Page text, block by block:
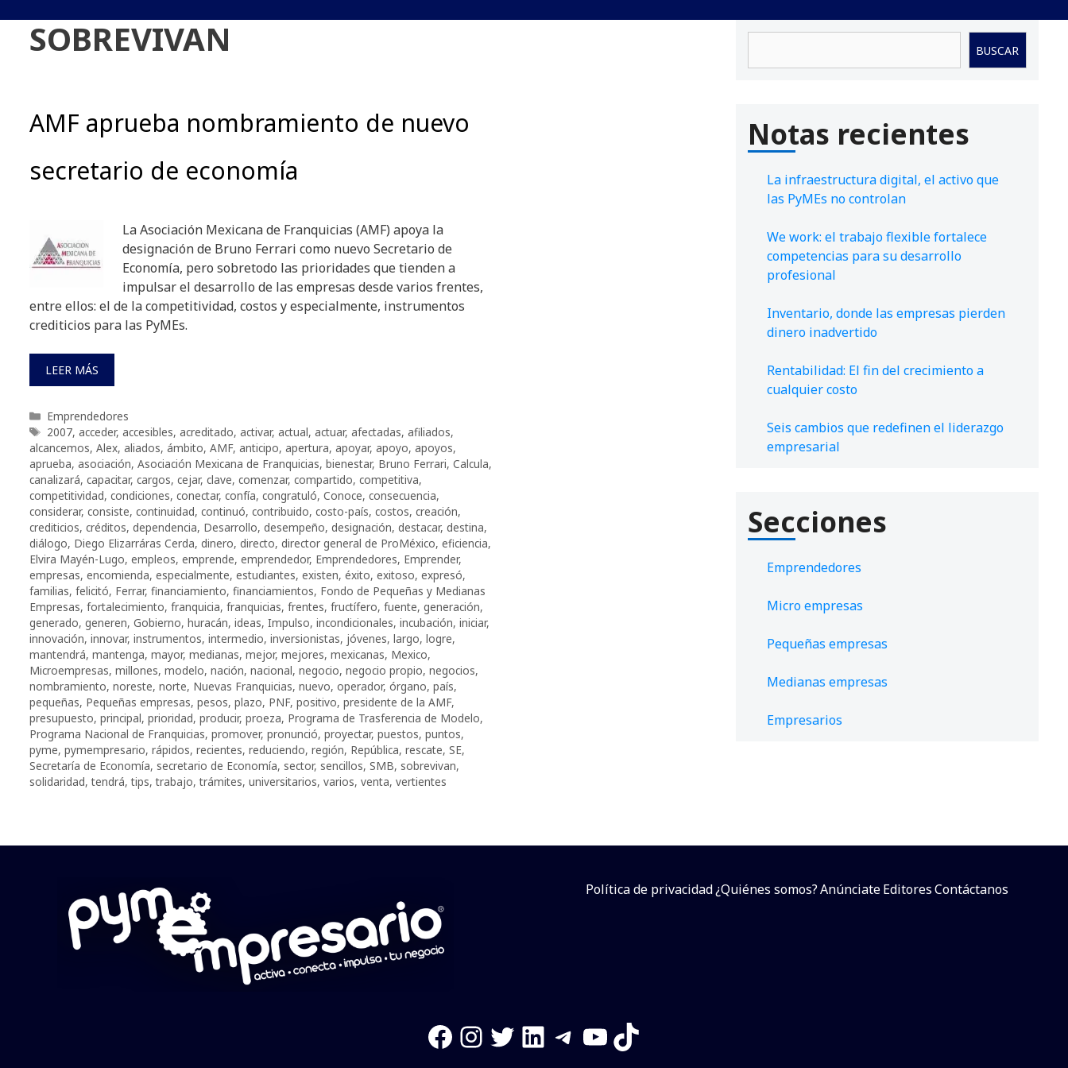
SOBREVIVAN
AMF aprueba nombramiento de nuevo
secretario de economía
La Asociación Mexicana de Franquicias (AMF) apoya la
designación de Bruno Ferrari como nuevo Secretario de
Economía, pero sobretodo las prioridades que tienden a
impulsar el desarrollo de las empresas desde varios frentes,
entre ellos: el de la competitividad, costos y especialmente, instrumentos
crediticios para las PyMEs.
LEER MÁS
Categorías
Emprendedores
Etiquetas
2007, acceder, accesibles, acreditado, activar, actual, actuar, afectadas, afiliados,
alcancemos, Alex, aliados, ámbito, AMF, anticipo, apertura, apoyar, apoyo, apoyos,
aprueba, asociación, Asociación Mexicana de Franquicias, bienestar, Bruno Ferrari, Calcula,
canalizará, capacitar, cargos, cejar, clave, comenzar, compartido, competitiva,
competitividad, condiciones, conectar, confía, congratuló, Conoce, consecuencia,
considerar, consiste, continuidad, continuó, contribuido, costo-país, costos, creación,
crediticios, créditos, dependencia, Desarrollo, desempeño, designación, destacar, destina,
diálogo, Diego Elizarráras Cerda, dinero, directo, director general de ProMéxico, eficiencia,
Elvira Mayén-Lugo, empleos, emprende, emprendedor, Emprendedores, Emprender,
empresas, encomienda, especialmente, estudiantes, existen, éxito, exitoso, expresó,
familias, felicitó, Ferrar, financiamiento, financiamientos, Fondo de Pequeñas y Medianas
Empresas, fortalecimiento, franquicia, franquicias, frentes, fructífero, fuente, generación,
generado, generen, Gobierno, huracán, ideas, Impulso, incondicionales, incubación, iniciar,
innovación, innovar, instrumentos, intermedio, inversionistas, jóvenes, largo, logre,
mantendrá, mantenga, mayor, medianas, mejor, mejores, mexicanas, Mexico,
Microempresas, millones, modelo, nación, nacional, negocio, negocio propio, negocios,
nombramiento, noreste, norte, Nuevas Franquicias, nuevo, operador, órgano, país,
pequeñas, Pequeñas empresas, pesos, plazo, PNF, positivo, presidente de la AMF,
presupuesto, principal, prioridad, producir, proeza, Programa de Trasferencia de Modelo,
Programa Nacional de Franquicias, promover, pronunció, proyectar, puestos, puntos,
pyme, pymempresario, rápidos, recientes, reduciendo, región, República, rescate, SE,
Secretaría de Economía, secretario de Economía, sector, sencillos, SMB, sobrevivan,
solidaridad,tendrá,tips,trabajo,trámites, universitarios, varios, venta, vertientes
BUSCAR
Notas recientes
La infraestructura digital, el activo que
las PyMEs no controlan
We work: el trabajo flexible fortalece
competencias para su desarrollo
profesional
Inventario, donde las empresas pierden
dinero inadvertido
Rentabilidad: El fin del crecimiento a
cualquier costo
Seis cambios que redefinen el liderazgo
empresarial
Secciones
Emprendedores
Micro empresas
Pequeñas empresas
Medianas empresas
Empresarios
Política de privacidad¿Quiénes somos?AnúnciateEditoresContáctanos
Facebook
Instagram
Twitter
LinkedIn
Telegram
YouTube
TikTok